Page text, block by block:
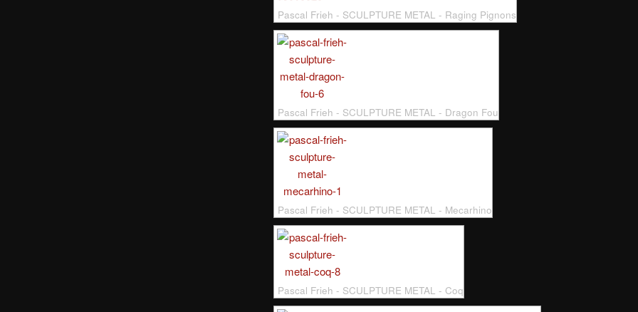
Pascal Frieh - SCULPTURE METAL - Raging Pignons
Pascal Frieh - SCULPTURE METAL - Dragon Fou
Pascal Frieh - SCULPTURE METAL - Mecarhino
Pascal Frieh - SCULPTURE METAL - Coq